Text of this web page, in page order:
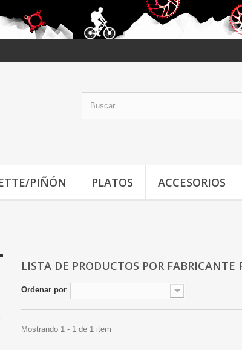
PIÑÓN PLATOS ACCESORIOS
LISTA DE PRODUCTOS POR
Ordenar por --
Mostrando 1 - 1 de 1 item